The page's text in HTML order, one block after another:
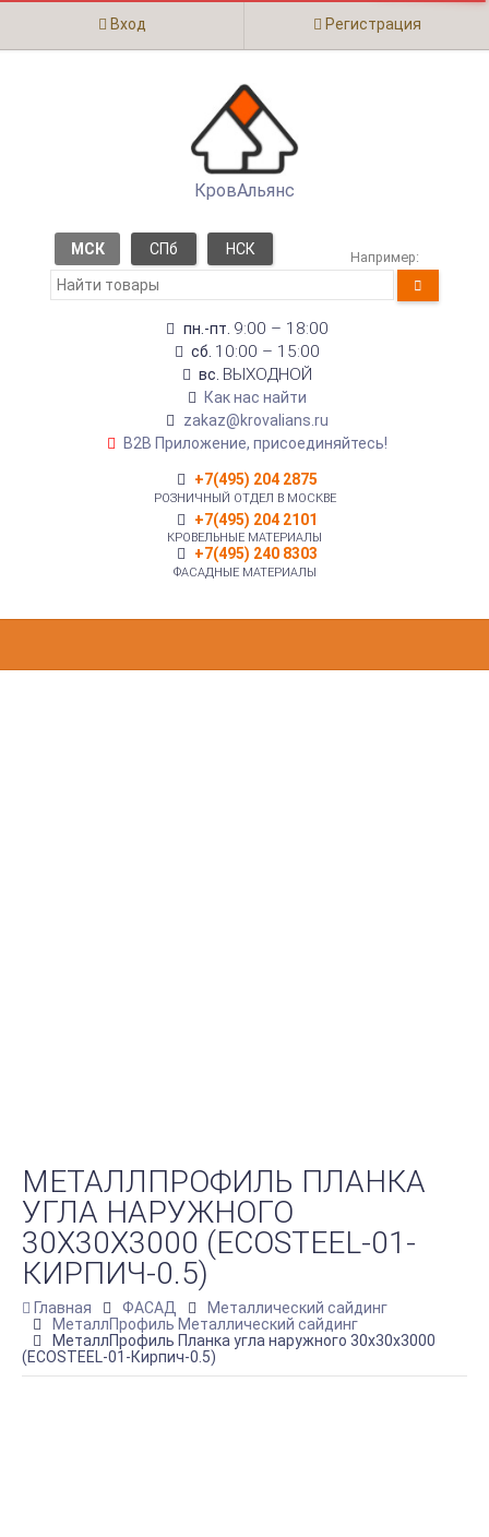
Вход Регистрация
КровАльянс
МСК СПб НСК Например:
пн.-пт. 9:00 – 18:00
сб. 10:00 – 15:00
вс. ВЫХОДНОЙ
Как нас найти
zakaz@krovalians.ru
B2B Приложение, присоединяйтесь!
+7(495) 204 2875
РОЗНИЧНЫЙ ОТДЕЛ В МОСКВЕ
+7(495) 204 2101
КРОВЕЛЬНЫЕ МАТЕРИАЛЫ
+7(495) 240 8303
ФАСАДНЫЕ МАТЕРИАЛЫ
МЕТАЛЛПРОФИЛЬ ПЛАНКА
УГЛА НАРУЖНОГО
30Х30Х3000 (ECOSTEEL-01-
КИРПИЧ-0.5)
Главная ФАСАД
Металлический сайдинг
МеталлПрофиль Металлический сайдинг
МеталлПрофиль Планка угла наружного 30х30х3000
(ECOSTEEL-01-Кирпич-0.5)